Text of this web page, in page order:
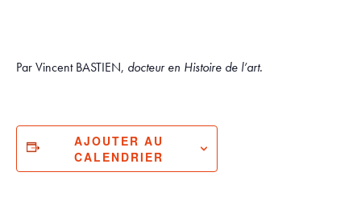
Par Vincent BASTIEN, docteur en Histoire de l’art.
AJOUTER AU
CALENDRIER